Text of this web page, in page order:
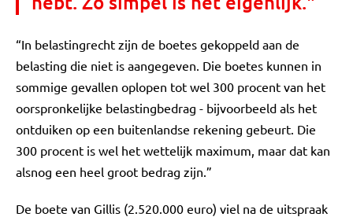
“In belastingrecht zijn de boetes gekoppeld aan de
belasting die niet is aangegeven. Die boetes kunnen in
sommige gevallen oplopen tot wel 300 procent van het
oorspronkelijke belastingbedrag - bijvoorbeeld als het
ontduiken op een buitenlandse rekening gebeurt. Die
300 procent is wel het wettelijk maximum, maar dat kan
alsnog een heel groot bedrag zijn.”
De boete van Gillis (2.520.000 euro) viel na de uitspraak